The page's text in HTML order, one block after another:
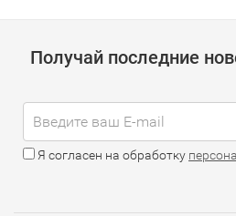
Получай последние
Я согласен на обработку